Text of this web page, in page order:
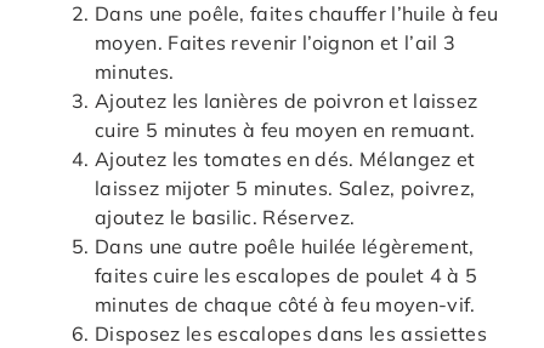
Dans une poêle, faites chauffer l’huile à feu
moyen. Faites revenir l’oignon et l’ail 3
minutes.
Ajoutez les lanières de poivron et laissez
cuire 5 minutes à feu moyen en remuant.
Ajoutez les tomates en dés. Mélangez et
laissez mijoter 5 minutes. Salez, poivrez,
ajoutez le basilic. Réservez.
Dans une autre poêle huilée légèrement,
faites cuire les escalopes de poulet 4 à 5
minutes de chaque côté à feu moyen-vif.
Disposez les escalopes dans les assiettes